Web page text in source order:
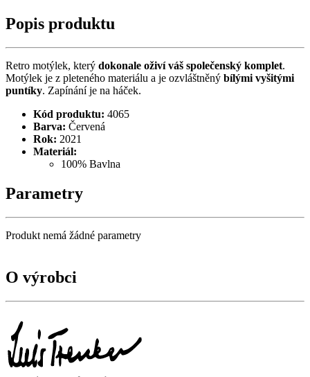
Popis produktu
Retro motýlek, který dokonale oživí váš společenský komplet.
Motýlek je z pleteného materiálu a je ozvláštněný bílými vyšitými
puntíky. Zapínání je na háček.
Kód produktu: 4065
Barva: Červená
Rok: 2021
Materiál:
100% Bavlna
Parametry
Produkt nemá žádné parametry
O výrobci